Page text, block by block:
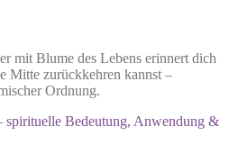
mit Blume des Lebens erinnert dich
Mitte zurückkehren kannst –
Ordnung.
spirituelle Bedeutung, Anwendung &